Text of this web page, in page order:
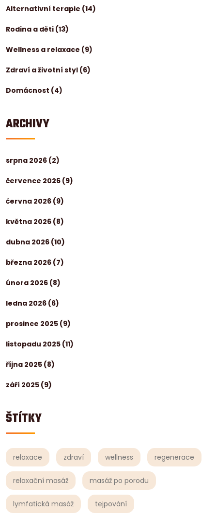
Alternativní terapie (14)
Rodina a děti (13)
Wellness a relaxace (9)
Zdraví a životní styl (6)
Domácnost (4)
ARCHIVY
srpna 2026 (2)
července 2026 (9)
června 2026 (9)
května 2026 (8)
dubna 2026 (10)
března 2026 (7)
února 2026 (8)
ledna 2026 (6)
prosince 2025 (9)
listopadu 2025 (11)
října 2025 (8)
září 2025 (9)
ŠTÍTKY
relaxace zdraví wellness regenerace
relaxační masáž masáž po porodu
lymfatická masáž tejpování